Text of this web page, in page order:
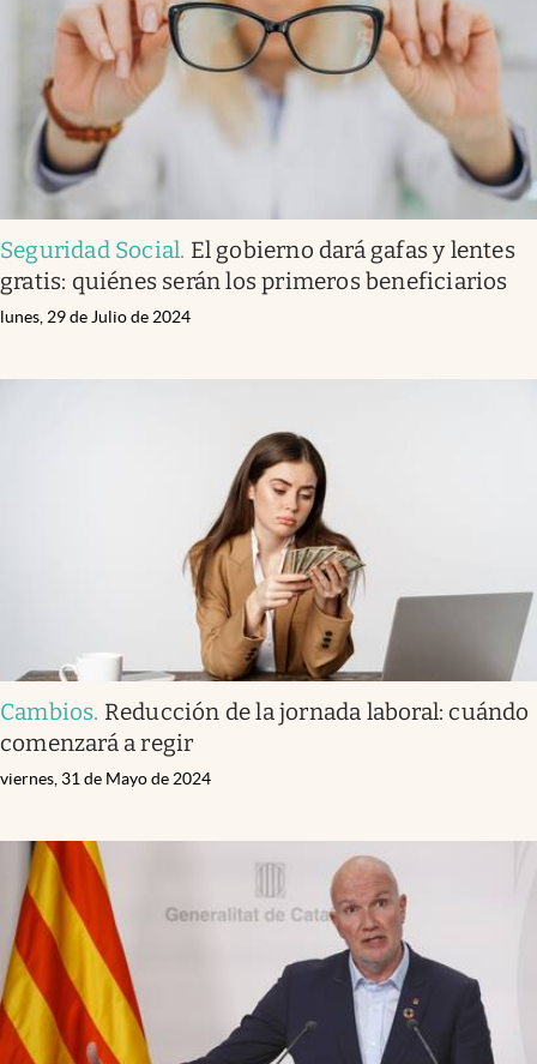
Seguridad Social. El gobierno dará gafas y lentes
gratis: quiénes serán los primeros beneficiarios
lunes, 29 de Julio de 2024
Cambios. Reducción de la jornada laboral: cuándo
comenzará a regir
viernes, 31 de Mayo de 2024